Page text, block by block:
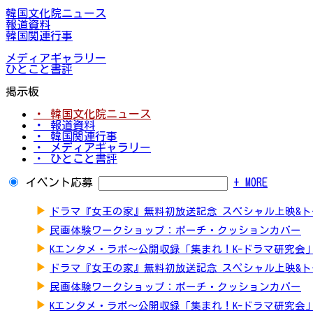
韓国文化院ニュース
報道資料
韓国関連行事
メディアギャラリー
ひとこと書評
掲示板
・ 韓国文化院ニュース
・ 報道資料
・ 韓国関連行事
・ メディアギャラリー
・ ひとこと書評
イベント応募 + MORE
▶ ドラマ『女王の家』無料初放送記念 スペシャル上映&
▶ 民画体験ワークショップ：ポーチ・クッションカバー
▶ Kエンタメ・ラボ～公開収録「集まれ！K-ドラマ研究会」
▶ ドラマ『女王の家』無料初放送記念 スペシャル上映&
▶ 民画体験ワークショップ：ポーチ・クッションカバー
▶ Kエンタメ・ラボ～公開収録「集まれ！K-ドラマ研究会」